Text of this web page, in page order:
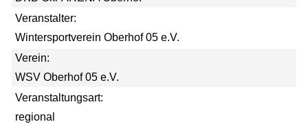
Veranstalter:
Wintersportverein Oberhof 05 e.V.
Verein:
WSV Oberhof 05 e.V.
Veranstaltungsart:
regional